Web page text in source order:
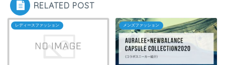
RELATED POST
レディースファッション メンズファッション